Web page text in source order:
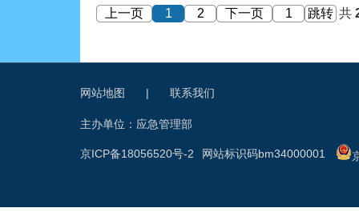
上一页 1 2 下一页 跳转 共
网站地图 | 联系我们
主办单位：应急管理部
网站标识码bm34000001
京ICP备18056520号-2